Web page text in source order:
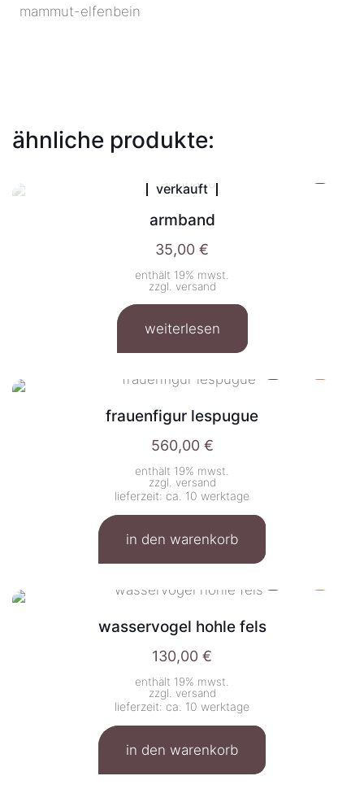
mammut-elfenbein
ähnliche produkte:
verkauft
armband
35,00 €
enthält 19% mwst.
zzgl. versand
weiterlesen
frauenfigur lespugue
560,00 €
enthält 19% mwst.
zzgl. versand
lieferzeit: ca. 10 werktage
in den warenkorb
wasservogel hohle fels
130,00 €
enthält 19% mwst.
zzgl. versand
lieferzeit: ca. 10 werktage
in den warenkorb